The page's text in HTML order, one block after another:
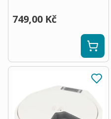
749,00 Kč